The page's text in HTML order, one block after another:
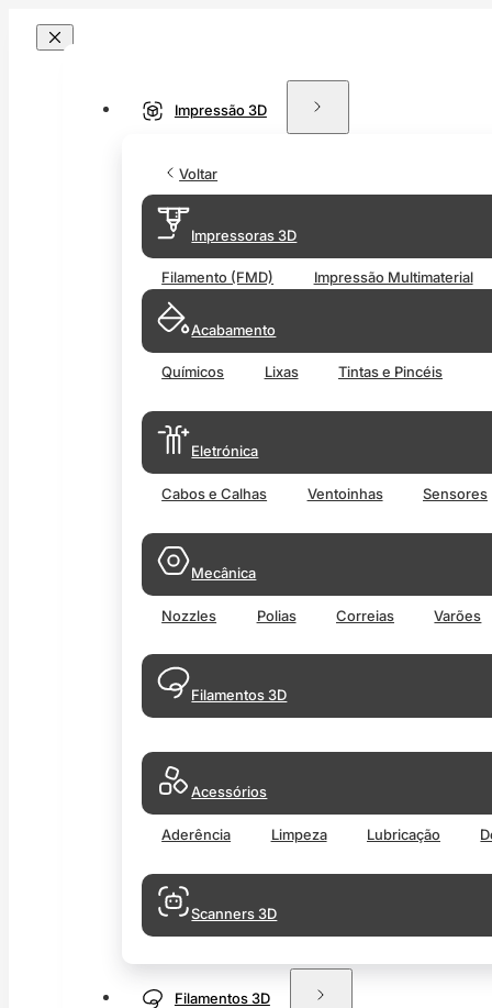
Impressão 3D
Voltar
Impressoras 3D
Filamento (FMD) Impressão Multimaterial
Acabamento
Químicos Lixas Tintas e Pincéis
Eletrónica
Cabos e Calhas Ventoinhas Sensores
Mecânica
Nozzles Polias Correias Varões
Filamentos 3D
Acessórios
Aderência Limpeza Lubricação
Scanners 3D
Filamentos 3D